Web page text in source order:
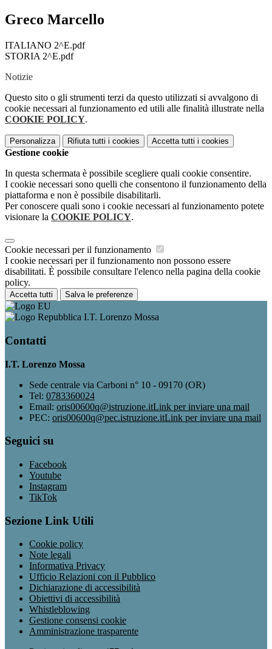
Greco Marcello
ITALIANO 2^E.pdf
STORIA 2^E.pdf
Notizie
Questo sito o gli strumenti terzi da questo utilizzati si avvalgono di
cookie necessari al funzionamento ed utili alle finalità illustrate nella
COOKIE POLICY.
Personalizza Rifiuta tutti i cookies Accetta tutti i cookies
Gestione cookie
In questa schermata è possibile scegliere quali cookie consentire.
I cookie necessari sono quelli che consentono il funzionamento della
piattaforma e non è possibile disabilitarli.
Per conoscere quali sono i cookie necessari al funzionamento potete
visionare la COOKIE POLICY.
Cookie necessari per il funzionamento
I cookie necessari per il funzionamento non possono essere
disabilitati. È possibile consultare l'elenco nella pagina della cookie
policy.
Accetta tutti Salva le preferenze
I.T. Lorenzo Mossa
Contatti
I.T. Lorenzo Mossa
Sede centrale via Carboni n° 10 - 09170 (OR)
Tel: 0783360024
Email: oris00600q@istruzione.itLink per inviare una mail
PEC: oris00600q@pec.istruzione.itLink per inviare una mail
Seguici su
Facebook
Youtube
Instagram
TikTok
Sezione Link Utili
Cookie policy
Note legali
Informativa Privacy
Ufficio Relazioni con il Pubblico
Dichiarazione di accessibilità
Obiettivi di accessibilità
Whistleblowing
Gestione consensi cookie
Amministrazione trasparente